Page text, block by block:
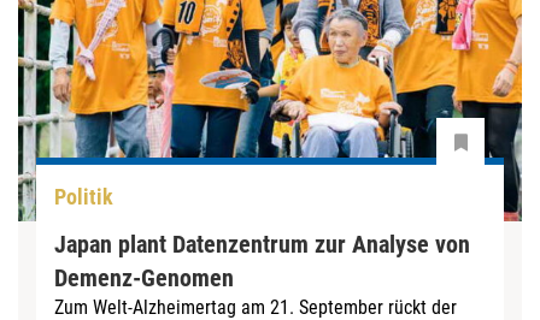
Politik
Japan plant Datenzentrum zur Analyse von
Demenz-Genomen
Zum Welt-Alzheimertag am 21. September rückt der